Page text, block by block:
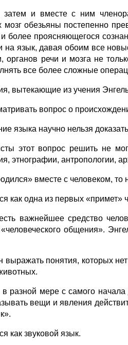
затем и вместе с ним
мозг обезьяны постепенно
более проясняющегося
на язык, давая обоим все
органов речи и мозга не
все более сложные
вытекающие из учения
вопрос о
языка научно нельзя
этот вопрос решить не
этнографии, антропологии,
вместе с человеком, то
как одна из первых «примет»
важнейшее средство
общения».
выражать понятия, которых
разной мере с самого
вещи и явления
как звуковой язык.